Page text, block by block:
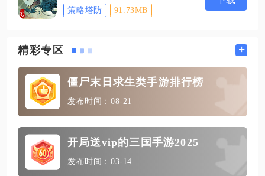
策略塔防 91.73MB
精彩专区 +
僵尸末日求生类手游排行榜
发布时间：08-21
开局送vip的三国手游2025
发布时间：03-14